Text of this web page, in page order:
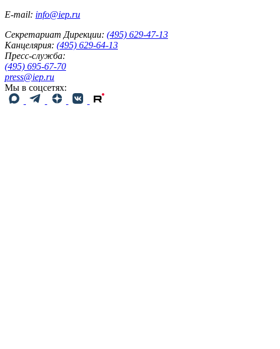
E-mail: info@iep.ru
Секретариат Дирекции: (495) 629-47-13
Канцелярия: (495) 629-64-13
Пресс-служба:
(495) 695-67-70
press@iep.ru
Мы в соцсетях: